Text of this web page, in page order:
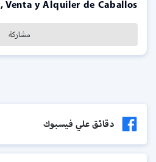
Venta y Alquiler de Caballos
مشاركة
دقائق علي فيسبوك